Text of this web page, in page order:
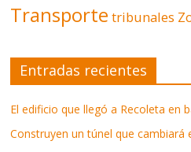
Transporte tribunales
Entradas recientes
El edificio que llegó a Recoleta en
Construyen un túnel que cambiará